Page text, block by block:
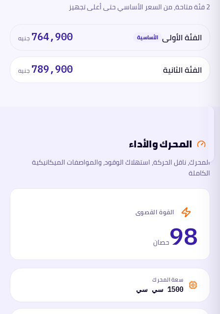
الفئات
والأداء
الأبعاد
هذا
القسم
وما
2 فئة متاحة، من السعر الأساسي حتى أعلى تجهيز
الفئة الأولى الأساسية 764,900 جنيه
الفئة الثانية 789,900 جنيه
المحرك والأداء
المحرك، ناقل الحركة، استهلاك الوقود، والمواصفات الميكانيكية
الكاملة
القوة القصوى
98حصان
سعة المحرك
1500 سي سي